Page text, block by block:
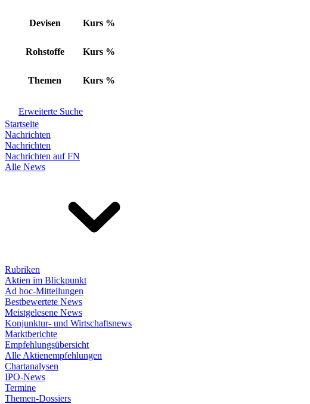
Devisen Kurs %
Rohstoffe Kurs %
Themen Kurs %
Erweiterte Suche
Startseite
Nachrichten
Nachrichten
Nachrichten auf FN
Alle News
Rubriken
Aktien im Blickpunkt
Ad hoc-Mitteilungen
Bestbewertete News
Meistgelesene News
Konjunktur- und Wirtschaftsnews
Marktberichte
Empfehlungsübersicht
Alle Aktienempfehlungen
Chartanalysen
IPO-News
Termine
Themen-Dossiers